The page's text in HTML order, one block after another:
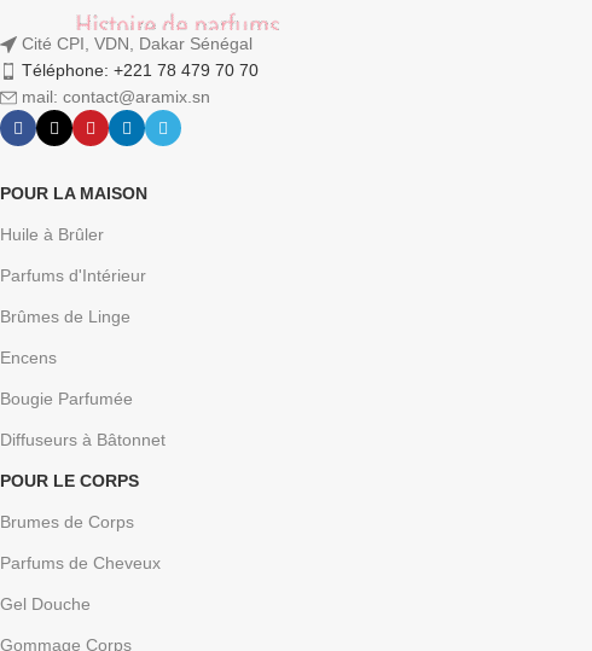
Cité CPI, VDN, Dakar Sénégal
Téléphone: +221 78 479 70 70
mail: contact@aramix.sn
POUR LA MAISON
Huile à Brûler
Parfums d'Intérieur
Brûmes de Linge
Encens
Bougie Parfumée
Diffuseurs à Bâtonnet
POUR LE CORPS
Brumes de Corps
Parfums de Cheveux
Gel Douche
Gommage Corps